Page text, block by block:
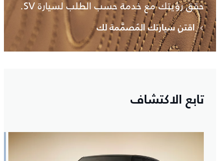
حقق رؤيتك مع خدمة حسب الطلب لسيارة SV.
اقتنِ سيارتك المُصمَّمة لك
تابع الاكتشاف